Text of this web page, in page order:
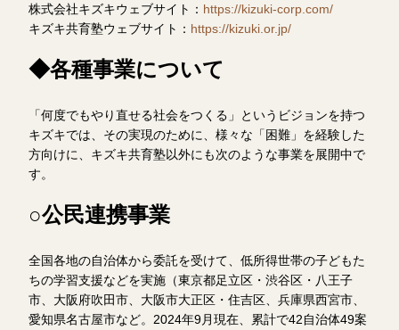
株式会社キズキウェブサイト： https://kizuki-corp.com/
キズキ共育塾ウェブサイト： https://kizuki.or.jp/
◆各種事業について
「何度でもやり直せる社会をつくる」というビジョンを持つ
キズキでは、その実現のために、様々な「困難」を経験した
方向けに、キズキ共育塾以外にも次のような事業を展開中で
す。
○公民連携事業
全国各地の自治体から委託を受けて、低所得世帯の子どもた
ちの学習支援などを実施（東京都足立区・渋谷区・八王子
市、大阪府吹田市、大阪市大正区・住吉区、兵庫県西宮市、
愛知県名古屋市など。2024年9月現在、累計で42自治体49案